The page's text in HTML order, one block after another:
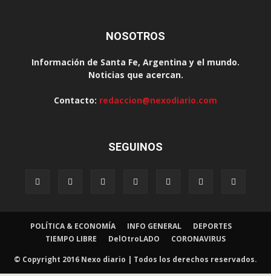
NOSOTROS
Información de Santa Fe, Argentina y el mundo.
Noticias que acercan.
Contacto: redaccion@nexodiario.com
SEGUINOS
POLÍTICA & ECONOMÍA INFO GENERAL
DEPORTES
TIEMPO LIBRE
DelOtroLADO
CORONAVIRUS
© Copyright 2016 Nexo diario | Todos los derechos reservados.